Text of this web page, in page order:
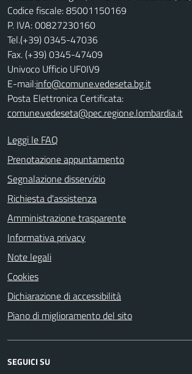
Codice fiscale: 85001150169
P. IVA: 00827230160
Tel.(+39) 0345-47036
Fax. (+39) 0345-47409
Univoco Ufficio UF0IV9
E-mail:info@comune.vedeseta.bg.it
Posta Elettronica Certificata:
comune.vedeseta@pec.regione.lombardia.it
Leggi le FAQ
Prenotazione appuntamento
Segnalazione disservizio
Richiesta d'assistenza
Amministrazione trasparente
Informativa privacy
Note legali
Cookies
Dichiarazione di accessibilità
Piano di miglioramento del sito
SEGUICI SU